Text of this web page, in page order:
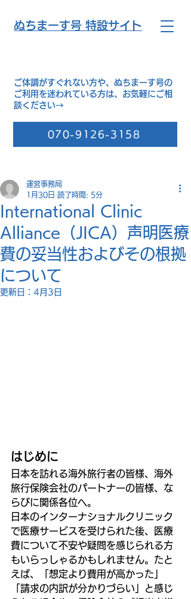
​ぬちまーす号 特設サイト
ご体調がすぐれない方や、ぬちまーす号の
ご利用を迷われている方は、お気軽にご相
談ください→
070-9126-3158
International Clinic
Alliance（JICA）声明医療
費の妥当性およびその根拠
について
運営事務局
1月30日 読了時間: 5分
更新日： 4月3日
はじめに
日本を訪れる海外旅行者の皆様、海外
旅行保険会社のパートナーの皆様、な
らびに関係各位へ。
日本のインターナショナルクリニック
で医療サービスを受けられた後、医療
費について不安や疑問を感じられる方
もいらっしゃるかもしれません。たと
えば、「想定より費用が高かった」
「請求の内訳が分かりづらい」と感じ